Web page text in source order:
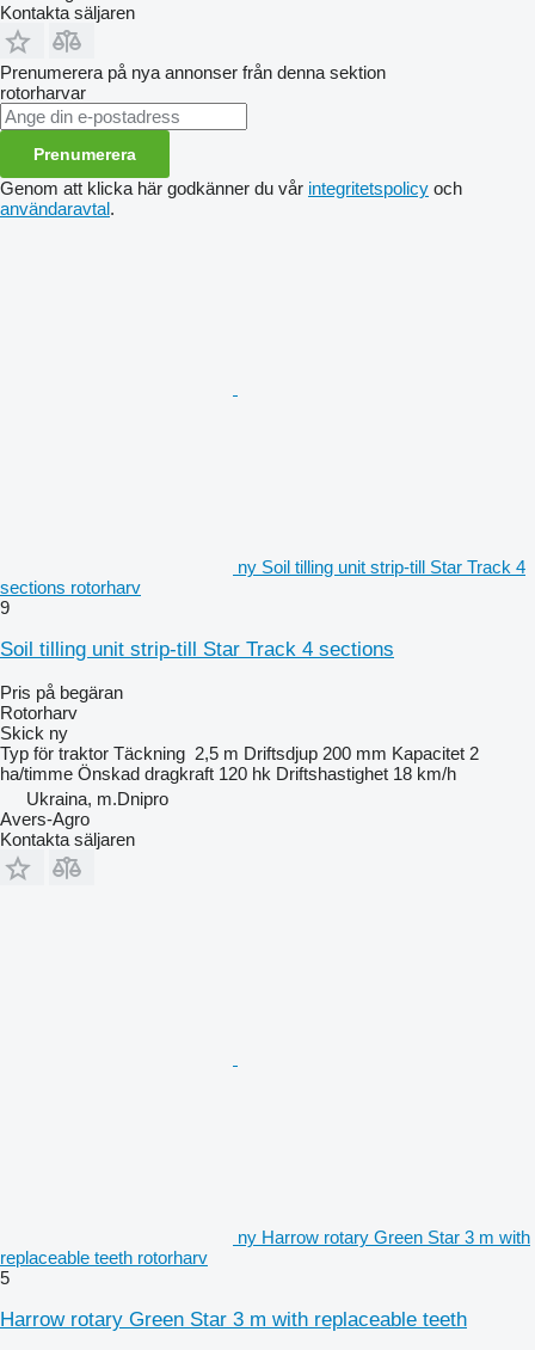
Kontakta säljaren
Prenumerera på nya annonser från denna sektion
rotorharvar
Prenumerera
Genom att klicka här godkänner du vår integritetspolicy och
användaravtal.
ny Soil tilling unit strip-till Star Track 4
sections rotorharv
9
Soil tilling unit strip-till Star Track 4 sections
Pris på begäran
Rotorharv
Skick ny
Typ för traktor Täckning 2,5 m Driftsdjup 200 mm Kapacitet 2
ha/timme Önskad dragkraft 120 hk Driftshastighet 18 km/h
Ukraina, m.Dnipro
Avers-Agro
Kontakta säljaren
ny Harrow rotary Green Star 3 m with
replaceable teeth rotorharv
5
Harrow rotary Green Star 3 m with replaceable teeth